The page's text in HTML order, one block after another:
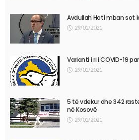
Avdullah Hoti mban sot
29/01/2021
Varianti i ri i COVID-19
29/01/2021
5 të vdekur dhe 342
në Kosovë
29/01/2021